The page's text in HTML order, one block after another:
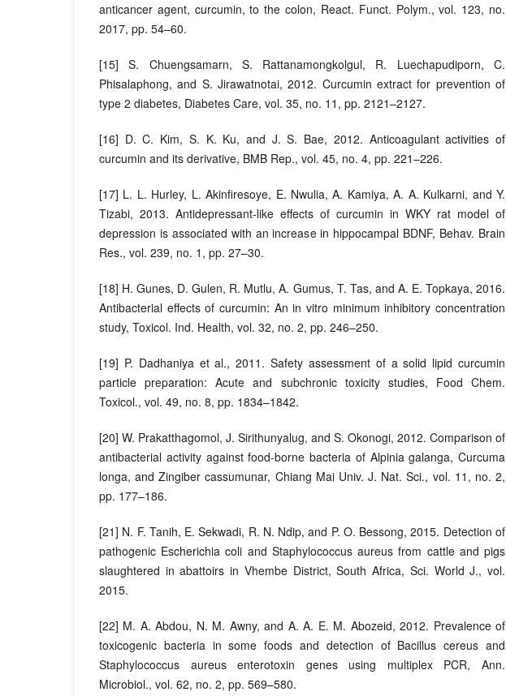
anticancer agent, curcumin, to the colon, React. Funct. Polym., vol. 123, no.
2017, pp. 54–60.
[15] S. Chuengsamarn, S. Rattanamongkolgul, R. Luechapudiporn, C.
Phisalaphong, and S. Jirawatnotai, 2012. Curcumin extract for prevention of
type 2 diabetes, Diabetes Care, vol. 35, no. 11, pp. 2121–2127.
[16] D. C. Kim, S. K. Ku, and J. S. Bae, 2012. Anticoagulant activities of
curcumin and its derivative, BMB Rep., vol. 45, no. 4, pp. 221–226.
[17] L. L. Hurley, L. Akinfiresoye, E. Nwulia, A. Kamiya, A. A. Kulkarni, and Y.
Tizabi, 2013. Antidepressant-like effects of curcumin in WKY rat model of
depression is associated with an increase in hippocampal BDNF, Behav. Brain
Res., vol. 239, no. 1, pp. 27–30.
[18] H. Gunes, D. Gulen, R. Mutlu, A. Gumus, T. Tas, and A. E. Topkaya, 2016.
Antibacterial effects of curcumin: An in vitro minimum inhibitory concentration
study, Toxicol. Ind. Health, vol. 32, no. 2, pp. 246–250.
[19] P. Dadhaniya et al., 2011. Safety assessment of a solid lipid curcumin
particle preparation: Acute and subchronic toxicity studies, Food Chem.
Toxicol., vol. 49, no. 8, pp. 1834–1842.
[20] W. Prakatthagomol, J. Sirithunyalug, and S. Okonogi, 2012. Comparison of
antibacterial activity against food-borne bacteria of Alpinia galanga, Curcuma
longa, and Zingiber cassumunar, Chiang Mai Univ. J. Nat. Sci., vol. 11, no. 2,
pp. 177–186.
[21] N. F. Tanih, E. Sekwadi, R. N. Ndip, and P. O. Bessong, 2015. Detection of
pathogenic Escherichia coli and Staphylococcus aureus from cattle and pigs
slaughtered in abattoirs in Vhembe District, South Africa, Sci. World J., vol.
2015.
[22] M. A. Abdou, N. M. Awny, and A. A. E. M. Abozeid, 2012. Prevalence of
toxicogenic bacteria in some foods and detection of Bacillus cereus and
Staphylococcus aureus enterotoxin genes using multiplex PCR, Ann.
Microbiol., vol. 62, no. 2, pp. 569–580.